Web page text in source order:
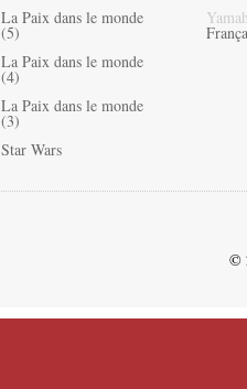
La Paix dans le monde
(5)
La Paix dans le monde
(4)
La Paix dans le monde
(3)
Star Wars
©